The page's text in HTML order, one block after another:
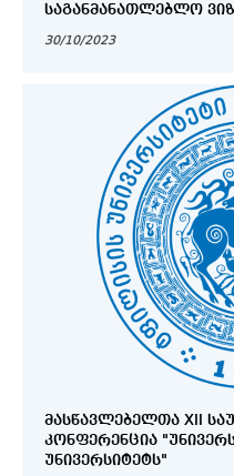
ᲡᲐᲒᲐᲜᲛᲐᲜᲐᲗᲚᲔᲑᲚᲝ
30/10/2023
ᲛᲐᲡᲬᲐᲕᲚᲔᲑᲔᲚᲗᲐ XII
ᲙᲝᲜᲤᲔᲠᲔᲜᲪᲘᲐ
ᲣᲜᲘᲕᲔᲠᲡᲘᲢᲔᲢᲡ"